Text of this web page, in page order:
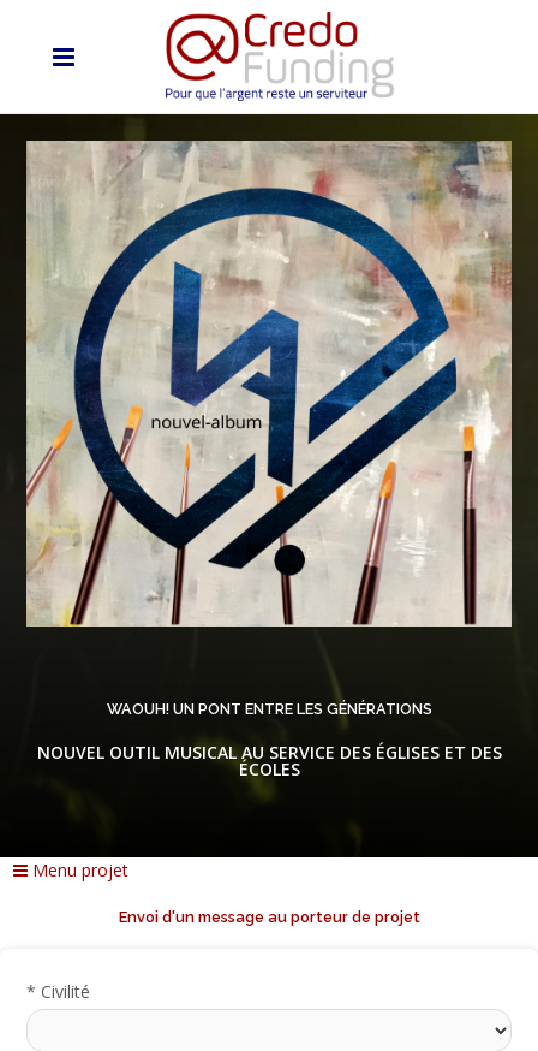
WAOUH! UN PONT ENTRE LES GÉNÉRATIONS
NOUVEL OUTIL MUSICAL AU SERVICE DES ÉGLISES ET DES
ÉCOLES
Menu projet
Envoi d'un message au porteur de projet
* Civilité